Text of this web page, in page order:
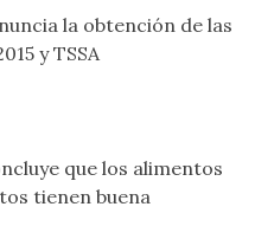
la obtención de las
y TSSA
que los alimentos
tienen buena